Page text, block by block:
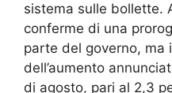
sistema sulle bollette.
conferme di una
parte del governo, ma
dell’aumento
di agosto, pari al 2,3